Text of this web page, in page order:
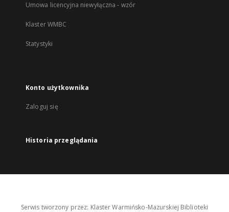
Umowa licencyjna niewyłączna - wzór
Klaster WMBC
Statystyki
Konto użytkownika
Zaloguj się
Historia przeglądania
Serwis tworzony przez: Klaster Warmińsko-Mazurskiej Biblioteki